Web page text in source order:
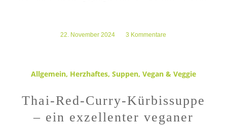
22. November 2024
/ 3 Kommentare
Allgemein, Herzhaftes, Suppen, Vegan & Veggie
Thai-Red-Curry-Kürbissuppe
– ein exzellenter veganer